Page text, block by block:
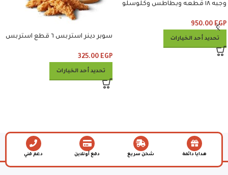
وجبه ١٨ قطعه وبطاطس وكلوسلو
950.00 EGP
تحديد أحد الخيارات
سوبر دينر استربس ٦ قطع استربس
325.00 EGP
تحديد أحد الخيارات
هدايا دائمة شحن سريع دفع أونلاين دعم فني